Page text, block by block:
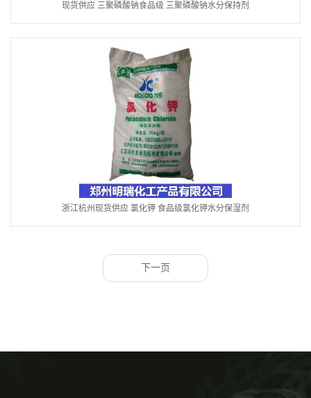
现货供应 三聚磷酸钠食品级 三聚磷酸钠水分保持剂
浙江杭州现货供应 氯化钾 食品级氯化钾水分保湿剂
下一页